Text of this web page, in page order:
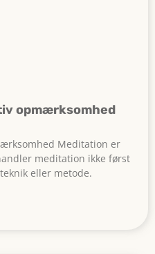
opmærksomhed
Meditation er
meditation ikke først
eller metode.